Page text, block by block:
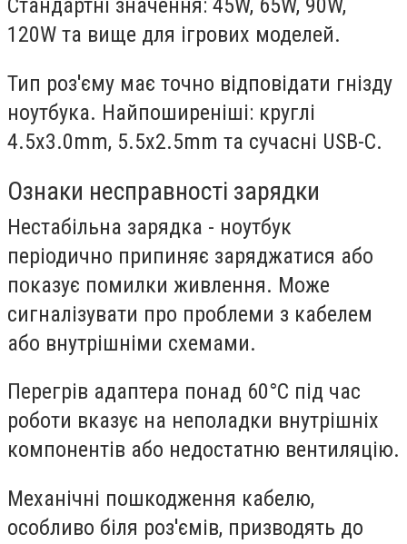
Стандартні значення: 45W, 65W, 90W,
120W та вище для ігрових моделей.
Тип роз'єму має точно відповідати гнізду
ноутбука. Найпоширеніші: круглі
4.5x3.0mm, 5.5x2.5mm та сучасні USB-C.
Ознаки несправності зарядки
Нестабільна зарядка - ноутбук
періодично припиняє заряджатися або
показує помилки живлення. Може
сигналізувати про проблеми з кабелем
або внутрішніми схемами.
Перегрів адаптера понад 60°C під час
роботи вказує на неполадки внутрішніх
компонентів або недостатню вентиляцію.
Механічні пошкодження кабелю,
особливо біля роз'ємів, призводять до